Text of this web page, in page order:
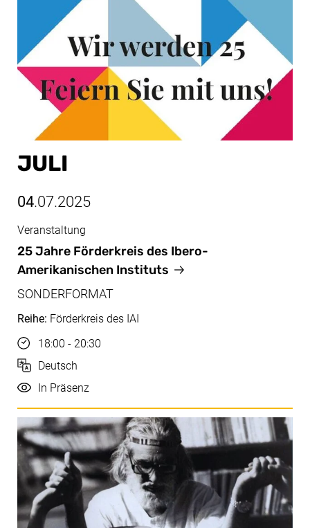
JULI
04.07.2025
Juli, 04.07.2025
25 Jahre Förderkreis des Ibero-
Amerikanischen Instituts
Veranstaltung
SONDERFORMAT
Reihe: Förderkreis des IAI
Uhrzeit
18:00 - 20:30
Sprache
Deutsch
Durchführung
In Präsenz